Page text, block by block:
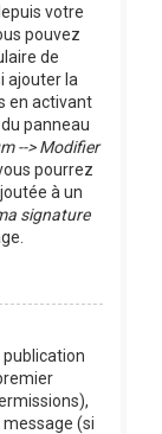
votre
pouvez
de
ajouter la
en activant
panneau
--> Modifier
pourrez
à un
signature
publication
(si